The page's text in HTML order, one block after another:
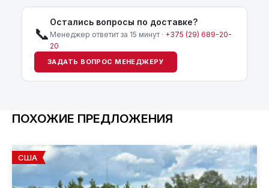
📞
Остались вопросы по доставке?
Менеджер ответит за 15 минут · +375 (29) 689-20-
20
ЗАДАТЬ ВОПРОС МЕНЕДЖЕРУ
ПОХОЖИЕ ПРЕДЛОЖЕНИЯ
США